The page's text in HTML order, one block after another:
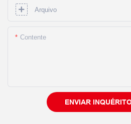
Arquivo
Contente
ENVIAR